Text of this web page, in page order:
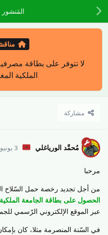
لا تتوفر على بطاقة
الملكية
مشاركة
المَنشور
مُحمَّد الورياغلي 3 يونيو 2025
مرحبا
من أجل تجديد رخصة حمل السّلاح
الحصول على بطاقة الجامعة
عبر الموقع الإلكتروني الرّسمي
في السّنة المنصرمة مثلا، كان